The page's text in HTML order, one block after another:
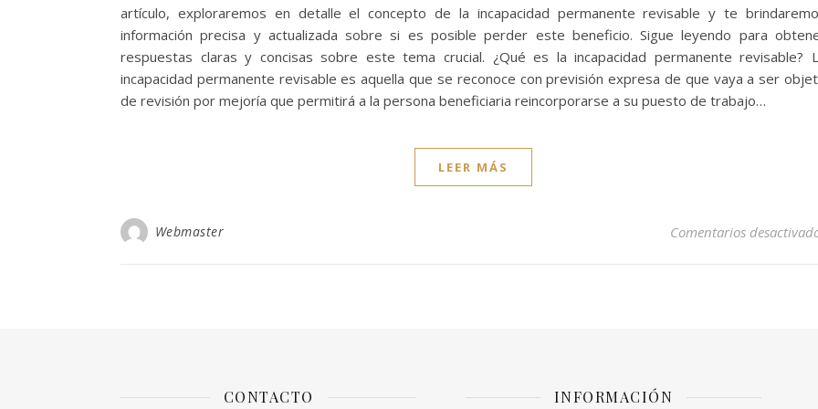
artículo, exploraremos en detalle el concepto de la incapacidad permanente revisable y te
información precisa y actualizada sobre si es posible perder este beneficio. Sigue leyendo para
respuestas claras y concisas sobre este tema crucial. ¿Qué es la incapacidad permanente revisable?
incapacidad permanente revisable es aquella que se reconoce con previsión expresa de que vaya a ser
de revisión por mejoría que permitirá a la persona beneficiaria reincorporarse a su puesto de trabajo…
LEER MÁS
Webmaster Comentarios
CONTACTO INFORMACIÓN